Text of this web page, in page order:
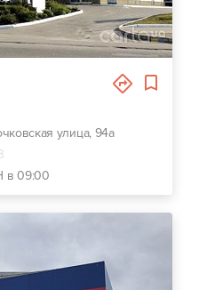
улица, 94а
в 09:00